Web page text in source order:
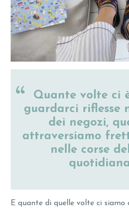
Quante volte ci
guardarci riflesse
dei negozi,
attraversiamo
nelle corse
E quante di quelle volte ci siamo